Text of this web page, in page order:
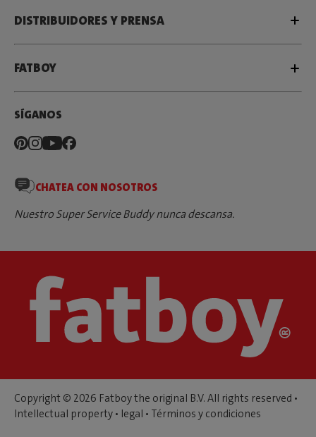
DISTRIBUIDORES Y PRENSA
FATBOY
SÍGANOS
CHATEA CON NOSOTROS
Nuestro Super Service Buddy nunca descansa.
Copyright © 2026 Fatboy the original B.V. All rights reserved •
Intellectual property • legal • Términos y condiciones